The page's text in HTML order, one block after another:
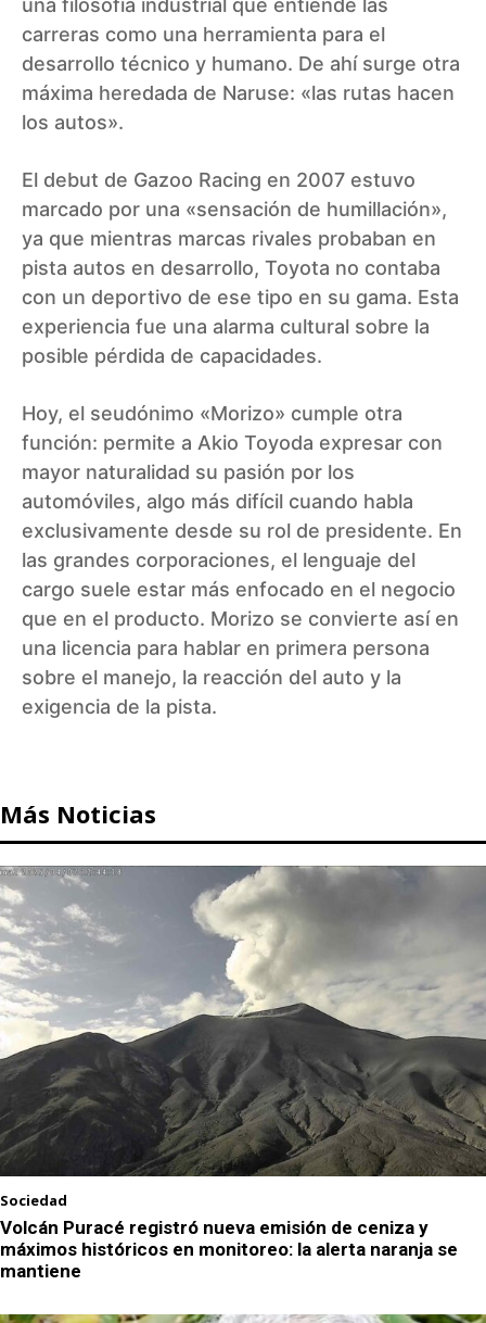
carreras como una herramienta para el
desarrollo técnico y humano. De ahí surge otra
máxima heredada de Naruse: «las rutas hacen
los autos».
El debut de Gazoo Racing en 2007 estuvo
marcado por una «sensación de humillación»,
ya que mientras marcas rivales probaban en
pista autos en desarrollo, Toyota no contaba
con un deportivo de ese tipo en su gama. Esta
experiencia fue una alarma cultural sobre la
posible pérdida de capacidades.
Hoy, el seudónimo «Morizo» cumple otra
función: permite a Akio Toyoda expresar con
mayor naturalidad su pasión por los
automóviles, algo más difícil cuando habla
exclusivamente desde su rol de presidente. En
las grandes corporaciones, el lenguaje del
cargo suele estar más enfocado en el negocio
que en el producto. Morizo se convierte así en
una licencia para hablar en primera persona
sobre el manejo, la reacción del auto y la
exigencia de la pista.
Más Noticias
Sociedad
Volcán Puracé registró nueva emisión de ceniza y
máximos históricos en monitoreo: la alerta naranja se
mantiene